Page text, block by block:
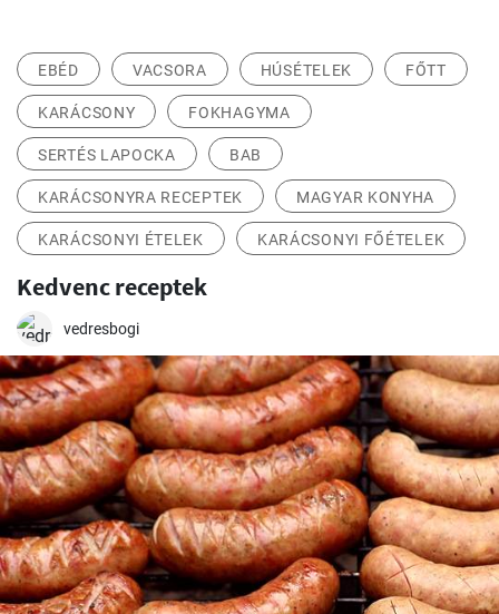
EBÉD VACSORA HÚSÉTELEK FŐTT
KARÁCSONY FOKHAGYMA
SERTÉS LAPOCKA BAB
KARÁCSONYRA RECEPTEK MAGYAR KONYHA
KARÁCSONYI ÉTELEK KARÁCSONYI FŐÉTELEK
Kedvenc receptek
vedresbogi